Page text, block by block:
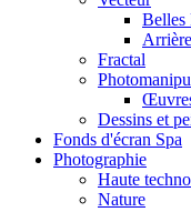
Belles
Fractal
Dessins et
Fonds d'écran Spa
Photographie
Haute
Nature